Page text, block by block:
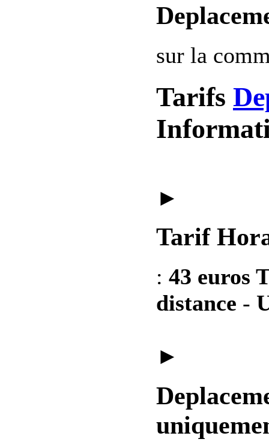
sur la
Tarifs
►
Tarif
: 43 euros
distance -
►